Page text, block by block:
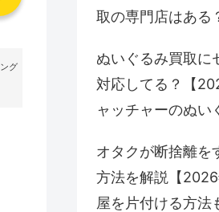
グ
取の専門店はある
ぬいぐるみ買取に
対応してる？【
ャッチャーのぬい
オタクが断捨離を
方法を解説【
屋を片付ける方法